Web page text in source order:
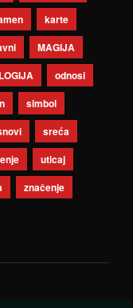
karte
MAGIJA
odnosi
simbol
sreća
uticaj
značenje